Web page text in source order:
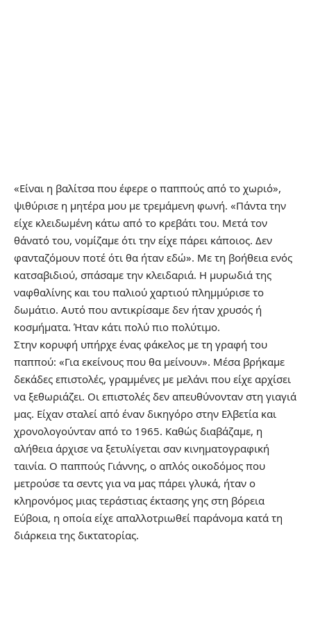
«Είναι η βαλίτσα που έφερε ο παππούς από το χωριό»,
ψιθύρισε η μητέρα μου με τρεμάμενη φωνή. «Πάντα την
είχε κλειδωμένη κάτω από το κρεβάτι του. Μετά τον
θάνατό του, νομίζαμε ότι την είχε πάρει κάποιος. Δεν
φανταζόμουν ποτέ ότι θα ήταν εδώ». Με τη βοήθεια ενός
κατσαβιδιού, σπάσαμε την κλειδαριά. Η μυρωδιά της
ναφθαλίνης και του παλιού χαρτιού πλημμύρισε το
δωμάτιο. Αυτό που αντικρίσαμε δεν ήταν χρυσός ή
κοσμήματα. Ήταν κάτι πολύ πιο πολύτιμο.
Στην κορυφή υπήρχε ένας φάκελος με τη γραφή του
παππού: «Για εκείνους που θα μείνουν». Μέσα βρήκαμε
δεκάδες επιστολές, γραμμένες με μελάνι που είχε αρχίσει
να ξεθωριάζει. Οι επιστολές δεν απευθύνονταν στη γιαγιά
μας. Είχαν σταλεί από έναν δικηγόρο στην Ελβετία και
χρονολογούνταν από το 1965. Καθώς διαβάζαμε, η
αλήθεια άρχισε να ξετυλίγεται σαν κινηματογραφική
ταινία. Ο παππούς Γιάννης, ο απλός οικοδόμος που
μετρούσε τα σεντς για να μας πάρει γλυκά, ήταν ο
κληρονόμος μιας τεράστιας έκτασης γης στη βόρεια
Εύβοια, η οποία είχε απαλλοτριωθεί παράνομα κατά τη
διάρκεια της δικτατορίας.